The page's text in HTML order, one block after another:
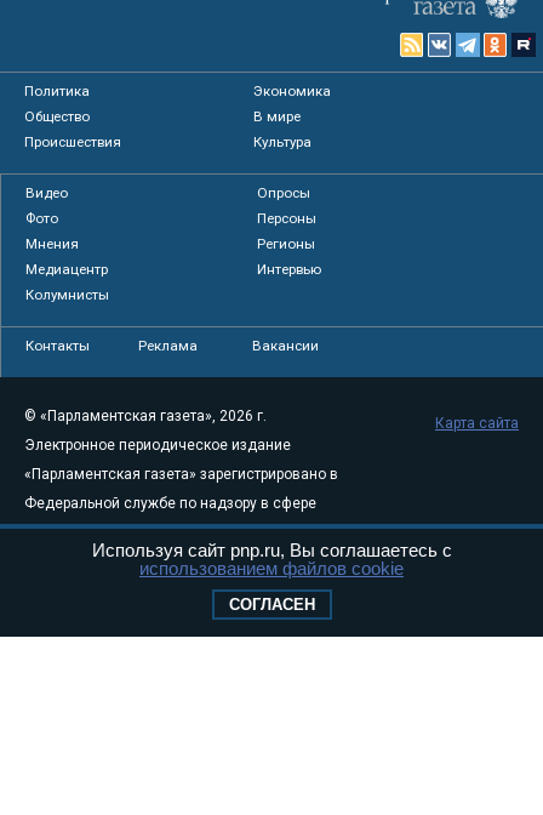
Политика
Экономика
Общество
В мире
Происшествия
Культура
Видео
Опросы
Фото
Персоны
Мнения
Регионы
Медиацентр
Интервью
Колумнисты
Контакты Реклама Вакансии
© «Парламентская газета», 2026 г.
Электронное периодическое издание
«Парламентская газета» зарегистрировано в
Федеральной службе по надзору в сфере
связи, информационных технологий и
массовых коммуникаций (Роскомнадзор) 05
Свидетельство о регистрации Эл № ФС77-
Карта сайта
Используя сайт pnp.ru, Вы соглашаетесь с
использованием файлов cookie
СОГЛАСЕН